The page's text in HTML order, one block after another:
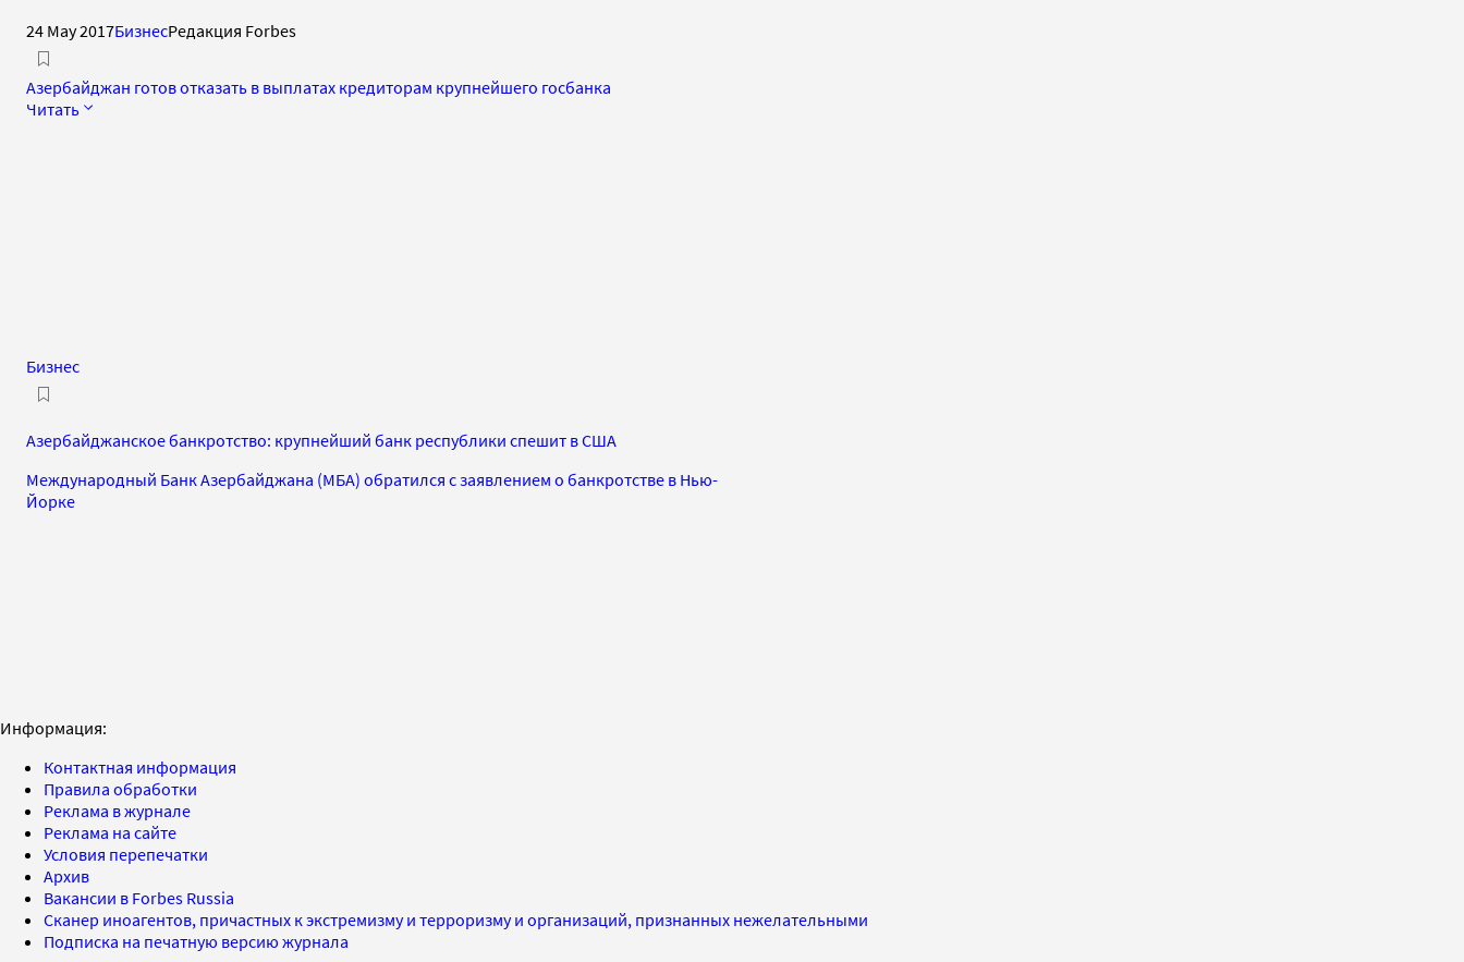
24 May 2017БизнесРедакция Forbes
Азербайджан готов отказать в выплатах кредиторам крупнейшего госбанка
Читать
Бизнес
Азербайджанское банкротство: крупнейший банк республики спешит в США
Международный Банк Азербайджана (МБА) обратился с заявлением о банкротстве в Нью-
Йорке
Информация:
Контактная информация
Правила обработки
Реклама в журнале
Реклама на сайте
Условия перепечатки
Архив
Вакансии в Forbes Russia
Сканер иноагентов, причастных к экстремизму и терроризму и организаций, признанных нежелательными
Подписка на печатную версию журнала